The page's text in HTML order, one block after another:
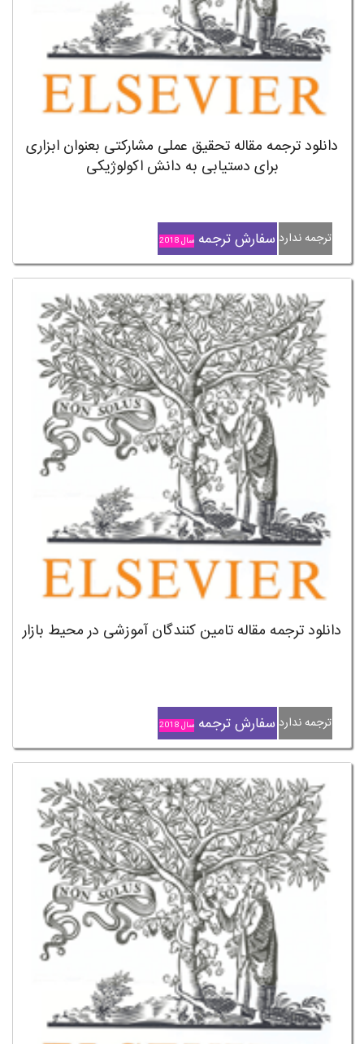
دانلود ترجمه مقاله تحقیق عملی مشارکتی بعنوان ابزاری
برای دستیابی به دانش اکولوژیکی
ترجمه ندارد سفارش ترجمه سال 2018
دانلود ترجمه مقاله تامین کنندگان آموزشی در محیط بازار
ترجمه ندارد سفارش ترجمه سال 2018